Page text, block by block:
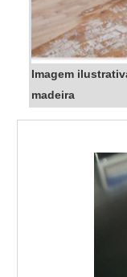
Imagem
madeira